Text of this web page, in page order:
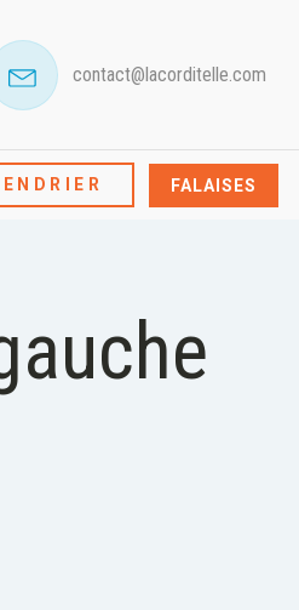
contact@lacorditelle.com
FALAISES